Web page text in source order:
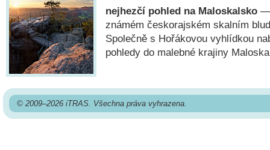
nejhezčí pohled na Maloskalsko —
známém českorajském skalním
Společně s Hořákovou vyhlídkou
pohledy do malebné krajiny
© 2009–2026 iTRAS. Všechna práva vyhrazena.